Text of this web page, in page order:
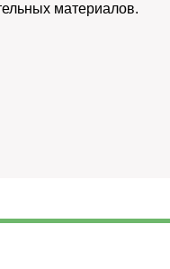
материалов.